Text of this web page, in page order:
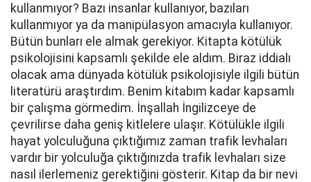
kullanmıyor? Bazı insanlar kullanıyor, bazıları
kullanmıyor ya da manipülasyon amacıyla kullanıyor.
Bütün bunları ele almak gerekiyor. Kitapta kötülük
psikolojisini kapsamlı şekilde ele aldım. Biraz iddialı
olacak ama dünyada kötülük psikolojisiyle ilgili bütün
literatürü araştırdım. Benim kitabım kadar kapsamlı
bir çalışma görmedim. İnşallah İngilizceye de
çevrilirse daha geniş kitlelere ulaşır. Kötülükle ilgili
hayat yolculuğuna çıktığımız zaman trafik levhaları
vardır bir yolculuğa çıktığınızda trafik levhaları size
nasıl ilerlemeniz gerektiğini gösterir. Kitap da bir nevi